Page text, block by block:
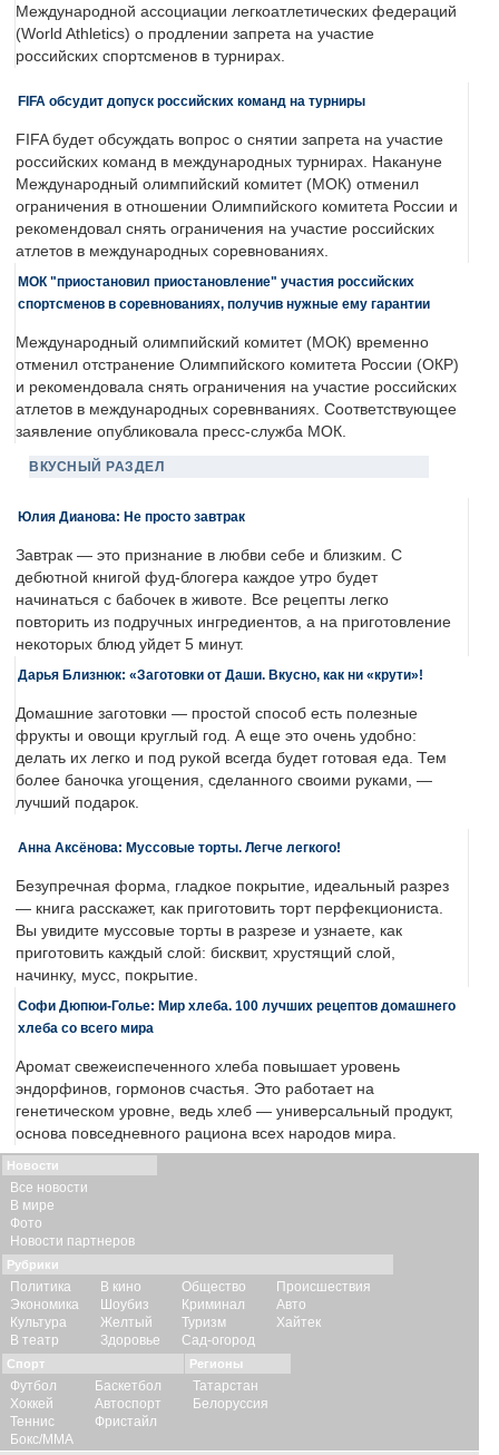
Международной ассоциации легкоатлетических федераций
(World Athletics) о продлении запрета на участие
российских спортсменов в турнирах.
FIFA обсудит допуск российских команд на турниры
FIFA будет обсуждать вопрос о снятии запрета на участие
российских команд в международных турнирах. Накануне
Международный олимпийский комитет (МОК) отменил
ограничения в отношении Олимпийского комитета России и
рекомендовал снять ограничения на участие российских
атлетов в международных соревнованиях.
МОК "приостановил приостановление" участия российских
спортсменов в соревнованиях, получив нужные ему гарантии
Международный олимпийский комитет (МОК) временно
отменил отстранение Олимпийского комитета России (ОКР)
и рекомендовала снять ограничения на участие российских
атлетов в международных соревнваниях. Соответствующее
заявление опубликовала пресс-служба МОК.
ВКУСНЫЙ РАЗДЕЛ
Юлия Дианова: Не просто завтрак
Завтрак — это признание в любви себе и близким. С
дебютной книгой фуд-блогера каждое утро будет
начинаться с бабочек в животе. Все рецепты легко
повторить из подручных ингредиентов, а на приготовление
некоторых блюд уйдет 5 минут.
Дарья Близнюк: «Заготовки от Даши. Вкусно, как ни «крути»!
Домашние заготовки — простой способ есть полезные
фрукты и овощи круглый год. А еще это очень удобно:
делать их легко и под рукой всегда будет готовая еда. Тем
более баночка угощения, сделанного своими руками, —
лучший подарок.
Анна Аксёнова: Муссовые торты. Легче легкого!
Безупречная форма, гладкое покрытие, идеальный разрез
— книга расскажет, как приготовить торт перфекциониста.
Вы увидите муссовые торты в разрезе и узнаете, как
приготовить каждый слой: бисквит, хрустящий слой,
начинку, мусс, покрытие.
Софи Дюпюи-Голье: Мир хлеба. 100 лучших рецептов домашнего
хлеба со всего мира
Аромат свежеиспеченного хлеба повышает уровень
эндорфинов, гормонов счастья. Это работает на
генетическом уровне, ведь хлеб — универсальный продукт,
основа повседневного рациона всех народов мира.
Новости
Все новости
В мире
Фото
Новости партнеров
Рубрики
Политика
Экономика
Культура
В театр
В кино
Шоубиз
Желтый
Здоровье
Общество
Криминал
Туризм
Сад-огород
Происшествия
Авто
Хайтек
Спорт
Футбол
Хоккей
Теннис
Бокс/ММА
Баскетбол
Автоспорт
Фристайл
Регионы
Татарстан
Белоруссия